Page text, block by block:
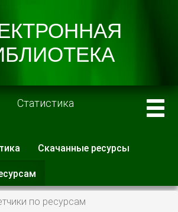
Статистика
Скачанные ресурсы
вкладка)
по ресурсам